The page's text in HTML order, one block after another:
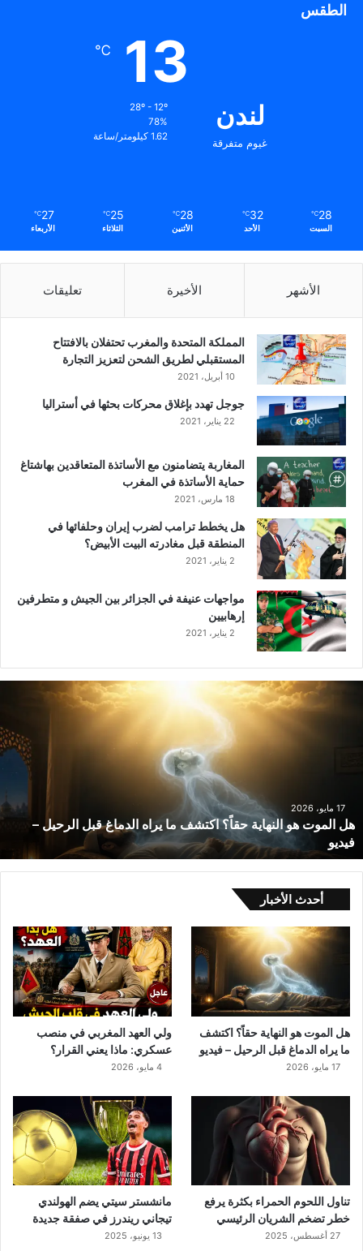
الطقس
لندن
غيوم متفرقة
13
℃
28º - 12º
78%
1.62 كيلومتر/ساعة
28
℃
السبت
32
℃
الأحد
28
℃
الأثنين
25
℃
الثلاثاء
27
℃
الأربعاء
الأشهر الأخيرة تعليقات
المملكة المتحدة والمغرب تحتفلان بالافتتاح
المستقبلي لطريق الشحن لتعزيز التجارة
10 أبريل، 2021
جوجل تهدد بإغلاق محركات بحثها في أستراليا
22 يناير، 2021
المغاربة يتضامنون مع الأساتذة المتعاقدين بهاشتاغ
حماية الأساتذة في المغرب
18 مارس، 2021
هل يخطط ترامب لضرب إيران وحلفائها في
المنطقة قبل مغادرته البيت الأبيض؟
2 يناير، 2021
مواجهات عنيفة في الجزائر بين الجيش و متطرفين
إرهابيين
2 يناير، 2021
ل
ن
17 مايو، 2026
هل الموت هو النهاية حقاً؟ اكتشف ما يراه الدماغ قبل الرحيل –
فيديو
أحدث الأخبار
هل الموت هو النهاية حقاً؟ اكتشف
ما يراه الدماغ قبل الرحيل – فيديو
17 مايو، 2026
ولي العهد المغربي في منصب
عسكري: ماذا يعني القرار؟
4 مايو، 2026
تناول اللحوم الحمراء بكثرة يرفع
خطر تضخم الشريان الرئيسي
27 أغسطس، 2025
مانشستر سيتي يضم الهولندي
تيجاني ريندرز في صفقة جديدة
13 يونيو، 2025